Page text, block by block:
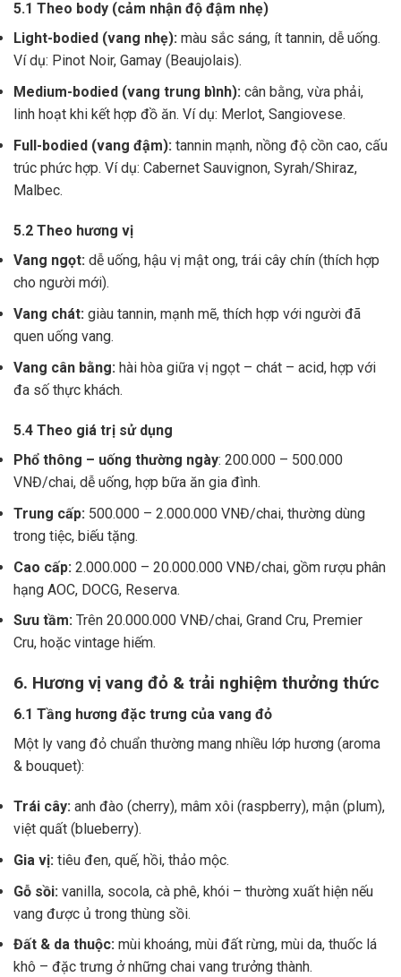
5.1 Theo body (cảm nhận độ đậm nhẹ)
Light-bodied (vang nhẹ): màu sắc sáng, ít tannin, dễ uống.
Ví dụ: Pinot Noir, Gamay (Beaujolais).
Medium-bodied (vang trung bình): cân bằng, vừa phải,
linh hoạt khi kết hợp đồ ăn. Ví dụ: Merlot, Sangiovese.
Full-bodied (vang đậm): tannin mạnh, nồng độ cồn cao, cấu
trúc phức hợp. Ví dụ: Cabernet Sauvignon, Syrah/Shiraz,
Malbec.
5.2 Theo hương vị
Vang ngọt: dễ uống, hậu vị mật ong, trái cây chín (thích hợp
cho người mới).
Vang chát: giàu tannin, mạnh mẽ, thích hợp với người đã
quen uống vang.
Vang cân bằng: hài hòa giữa vị ngọt – chát – acid, hợp với
đa số thực khách.
5.4 Theo giá trị sử dụng
Phổ thông – uống thường ngày: 200.000 – 500.000
VNĐ/chai, dễ uống, hợp bữa ăn gia đình.
Trung cấp: 500.000 – 2.000.000 VNĐ/chai, thường dùng
trong tiệc, biếu tặng.
Cao cấp: 2.000.000 – 20.000.000 VNĐ/chai, gồm rượu phân
hạng AOC, DOCG, Reserva.
Sưu tầm: Trên 20.000.000 VNĐ/chai, Grand Cru, Premier
Cru, hoặc vintage hiếm.
6. Hương vị vang đỏ & trải nghiệm thưởng thức
6.1 Tầng hương đặc trưng của vang đỏ
Một ly vang đỏ chuẩn thường mang nhiều lớp hương (aroma
& bouquet):
Trái cây: anh đào (cherry), mâm xôi (raspberry), mận (plum),
việt quất (blueberry).
Gia vị: tiêu đen, quế, hồi, thảo mộc.
Gỗ sồi: vanilla, socola, cà phê, khói – thường xuất hiện nếu
vang được ủ trong thùng sồi.
Đất & da thuộc: mùi khoáng, mùi đất rừng, mùi da, thuốc lá
khô – đặc trưng ở những chai vang trưởng thành.